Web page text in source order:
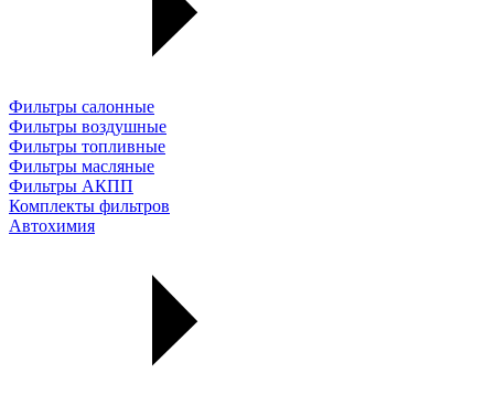
Фильтры салонные
Фильтры воздушные
Фильтры топливные
Фильтры масляные
Фильтры АКПП
Комплекты фильтров
Автохимия